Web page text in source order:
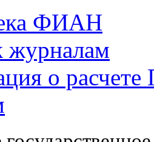
ФИАН
журналам
о